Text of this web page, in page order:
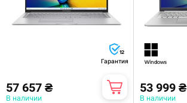
12
Гарантия
57 657 ₴
В наличии
53 999 ₴
В наличии